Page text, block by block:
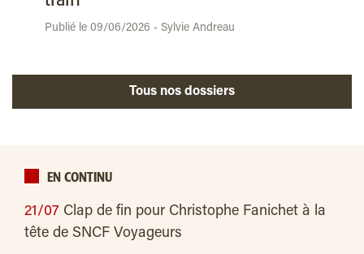
Publié le 09/06/2026 - Sylvie Andreau
Tous nos dossiers
EN CONTINU
21/07 Clap de fin pour Christophe Fanichet à la
tête de SNCF Voyageurs